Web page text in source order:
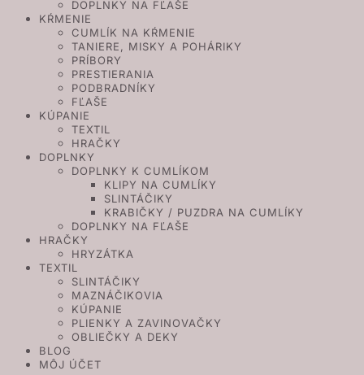
DOPLNKY NA FĽAŠE
KŔMENIE
CUMLÍK NA KŔMENIE
TANIERE, MISKY A POHÁRIKY
PRÍBORY
PRESTIERANIA
PODBRADNÍKY
FĽAŠE
KÚPANIE
TEXTIL
HRAČKY
DOPLNKY
DOPLNKY K CUMLÍKOM
KLIPY NA CUMLÍKY
SLINTÁČIKY
KRABIČKY / PUZDRA NA CUMLÍKY
DOPLNKY NA FĽAŠE
HRAČKY
HRYZÁTKA
TEXTIL
SLINTÁČIKY
MAZNÁČIKOVIA
KÚPANIE
PLIENKY A ZAVINOVAČKY
OBLIEČKY A DEKY
BLOG
MÔJ ÚČET